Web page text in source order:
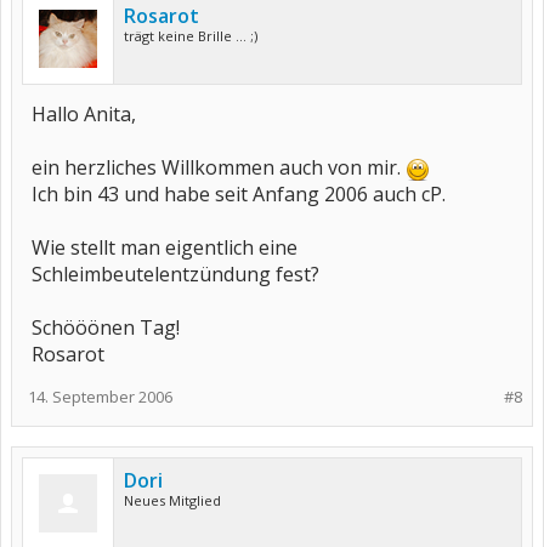
Rosarot
trägt keine Brille ... ;)
Hallo Anita,
ein herzliches Willkommen auch von mir.
Ich bin 43 und habe seit Anfang 2006 auch cP.
Wie stellt man eigentlich eine
Schleimbeutelentzündung fest?
Schööönen Tag!
Rosarot
#8
14. September 2006
Dori
Neues Mitglied